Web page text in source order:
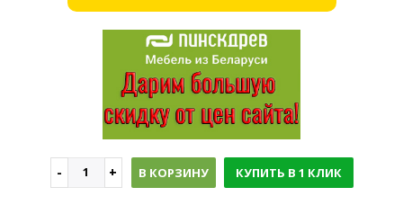
В КОРЗИНУ КУПИТЬ В 1 КЛИК